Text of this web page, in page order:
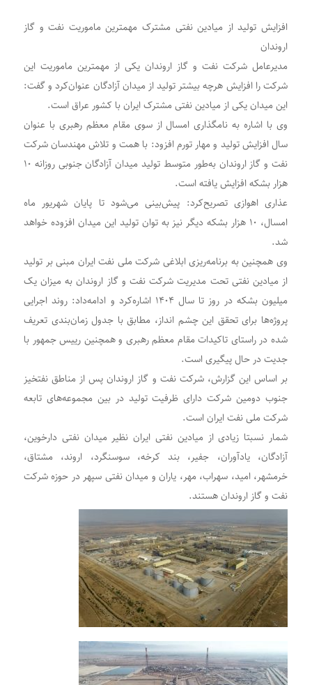
افزایش تولید از میادین نفتی مشترک مهمترین ماموریت نفت و گاز
اروندان
مدیرعامل شرکت نفت و گاز اروندان یکی از مهمترین ماموریت این
شرکت را افزایش هرچه بیشتر تولید از میدان آزادگان عنوان‌کرد و گفت:
این میدان یکی از میادین نفتی مشترک ایران با کشور عراق است.
وی با اشاره به نامگذاری امسال از سوی مقام معظم رهبری با عنوان
سال افزایش تولید و مهار تورم افزود: با همت و تلاش مهندسان شرکت
نفت و گاز اروندان به‌طور متوسط تولید میدان آزادگان جنوبی روزانه ۱۰
هزار بشکه افزایش یافته است.
عذاری اهوازی تصریح‌کرد: پیش‌بینی می‌شود تا پایان شهریور ماه
امسال، ۱۰ هزار بشکه دیگر نیز به توان تولید این میدان افزوده خواهد
شد.
وی همچنین به برنامه‌ریزی ابلاغی شرکت ملی نفت ایران مبنی بر تولید
از میادین نفتی تحت مدیریت شرکت نفت و گاز اروندان به میزان یک
میلیون بشکه در روز تا سال ۱۴۰۴ اشاره‌کرد و ادامه‌داد: روند اجرایی
پروژه‌ها برای تحقق این چشم انداز، مطابق با جدول زمان‌بندی تعریف
شده در راستای تاکیدات مقام معظم رهبری و همچنین رییس جمهور با
جدیت در حال پیگیری است.
بر اساس این گزارش، شرکت نفت و گاز اروندان پس از مناطق نفتخیز
جنوب دومین شرکت دارای ظرفیت تولید در بین مجموعه‌های تابعه
شرکت ملی نفت ایران است.
شمار نسبتا زیادی از میادین نفتی ایران نظیر میدان نفتی دارخوین،
آزادگان، یادآوران، جفیر، بند کرخه، سوسنگرد، اروند، مشتاق،
خرمشهر، امید، سهراب، مهر، یاران و میدان نفتی سپهر در حوزه شرکت
نفت و گاز اروندان هستند.